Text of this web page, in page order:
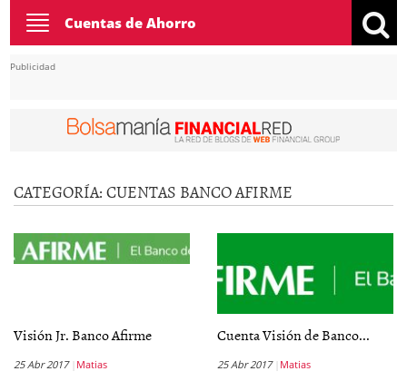
Toggle
navigation
Cuentas de Ahorro
Publicidad
CATEGORÍA:CUENTAS BANCO AFIRME
Visión Jr. Banco Afirme
25 Abr 2017 Matias
Cuenta Visión de Banco...
25 Abr 2017 Matias